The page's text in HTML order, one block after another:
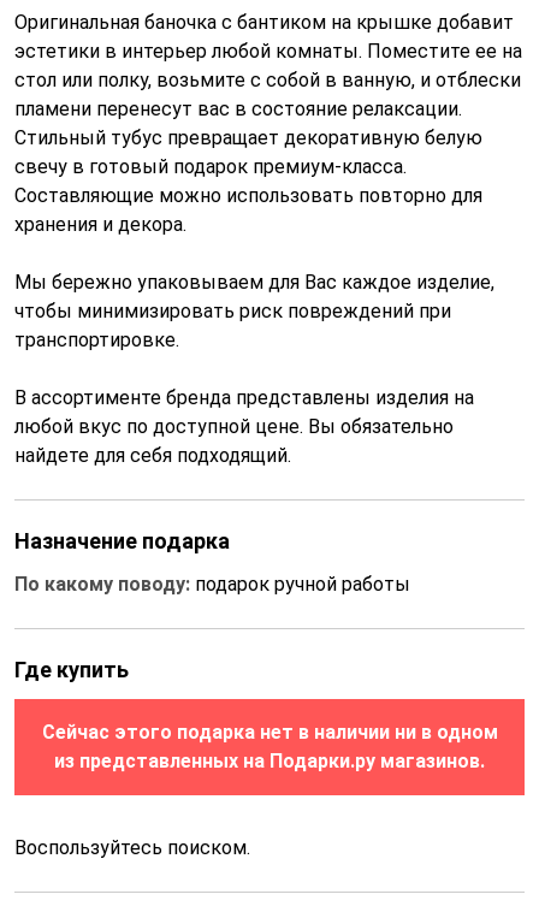
Оригинальная баночка с бантиком на крышке добавит
эстетики в интерьер любой комнаты. Поместите ее на
стол или полку, возьмите с собой в ванную, и отблески
пламени перенесут вас в состояние релаксации.
Стильный тубус превращает декоративную белую
свечу в готовый подарок премиум-класса.
Составляющие можно использовать повторно для
хранения и декора.
Мы бережно упаковываем для Вас каждое изделие,
чтобы минимизировать риск повреждений при
транспортировке.
В ассортименте бренда представлены изделия на
любой вкус по доступной цене. Вы обязательно
найдете для себя подходящий.
Назначение подарка
По какому поводу: подарок ручной работы
Где купить
Сейчас этого подарка нет в наличии ни в одном
из представленных на Подарки.ру магазинов.
Воспользуйтесь поиском.